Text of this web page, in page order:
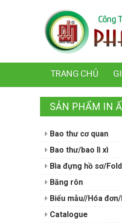
TRANG CHỦ
SẢN PHẨM IN
Bao thư cơ quan
Bao thư/bao lì xì
Bìa đựng hồ sơ/
Băng rôn
Biểu mẫu//Hóa
Catalogue